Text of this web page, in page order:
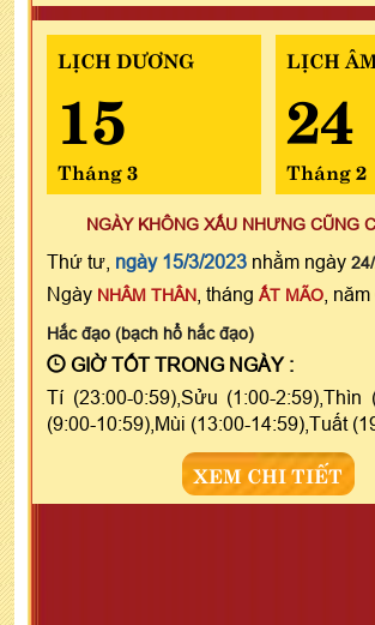
LỊCH DƯƠNG
15
Tháng 3
LỊCH
24
Tháng 2
NGÀY KHÔNG XẤU NHƯNG CŨNG
Thứ tư, ngày 15/3/2023 nhằm ngày
Ngày NHÂM THÂN , tháng ẤT MÃO , năm
Hắc đạo (bạch hổ hắc đạo)
GIỜ TỐT TRONG NGÀY :
Tí (23:00-0:59),Sửu (1:00-2:59),Thìn
(9:00-10:59),Mùi (13:00-14:59),Tuất
XEM CHI TIẾT